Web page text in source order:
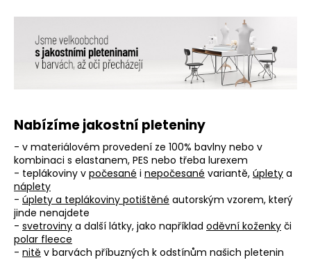
Nabízíme jakostní pleteniny
- v materiálovém provedení ze 100% bavlny nebo v
kombinaci s elastanem, PES nebo třeba lurexem
- teplákoviny v počesané i nepočesané variantě, úplety a
náplety
- úplety a teplákoviny potištěné autorským vzorem, který
jinde nenajdete
- svetroviny a další látky, jako například oděvní koženky či
polar fleece
- nitě v barvách příbuzných k odstínům našich pletenin
č
j
e
m
e